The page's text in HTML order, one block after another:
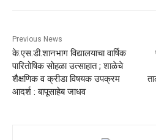
Previous News
के.एस.डी.शानभाग विद्यालयाचा वार्षिक
पारितोषिक सोहळा उत्साहात ; शाळेचे
शैक्षणिक व क्रीडा विषयक उपक्रम
आदर्श : बापूसाहेब जाधव